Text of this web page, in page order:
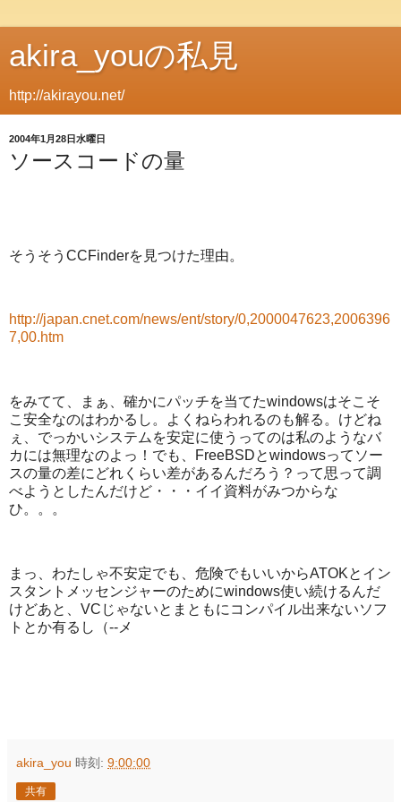
akira_youの私見
http://akirayou.net/
2004年1月28日水曜日
ソースコードの量
そうそうCCFinderを見つけた理由。
http://japan.cnet.com/news/ent/story/0,2000047623,2006396
7,00.htm
をみてて、まぁ、確かにパッチを当てたwindowsはそこそ
こ安全なのはわかるし。よくねらわれるのも解る。けどね
ぇ、でっかいシステムを安定に使うってのは私のようなバ
カには無理なのよっ！でも、FreeBSDとwindowsってソー
スの量の差にどれくらい差があるんだろう？って思って調
べようとしたんだけど・・・イイ資料がみつからな
ひ。。。
まっ、わたしゃ不安定でも、危険でもいいからATOKとイン
スタントメッセンジャーのためにwindows使い続けるんだ
けどあと、VCじゃないとまともにコンパイル出来ないソフ
トとか有るし（--メ
akira_you 時刻: 9:00:00
共有